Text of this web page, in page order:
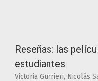
Reseñas: las
estudiantes
Victoria Gurrieri, Nicolás